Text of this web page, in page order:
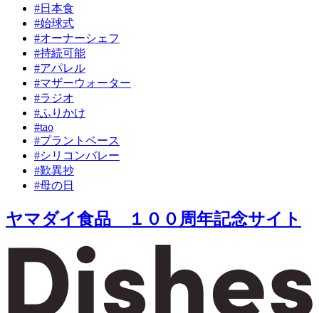
#日本食
#始球式
#オーナーシェフ
#持続可能
#アパレル
#マザーウォーター
#ラジオ
#ふりかけ
#tao
#プラントベース
#シリコンバレー
#歎異抄
#母の日
ヤマダイ食品 １００周年記念サイト